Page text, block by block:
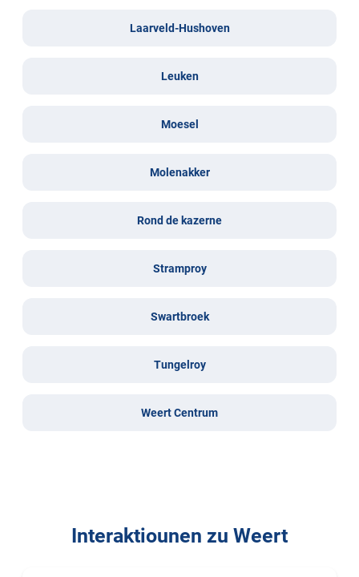
Laarveld-Hushoven
Leuken
Moesel
Molenakker
Rond de kazerne
Stramproy
Swartbroek
Tungelroy
Weert Centrum
Interaktiounen zu Weert